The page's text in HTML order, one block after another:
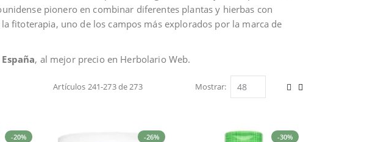
pionero en combinar diferentes plantas y hierbas con
fitoterapia, uno de los campos más explorados por la marca de
, al mejor precio en Herbolario Web.
Artículos 241-273de273 Mostrar
Ver
-20% -26% -30%